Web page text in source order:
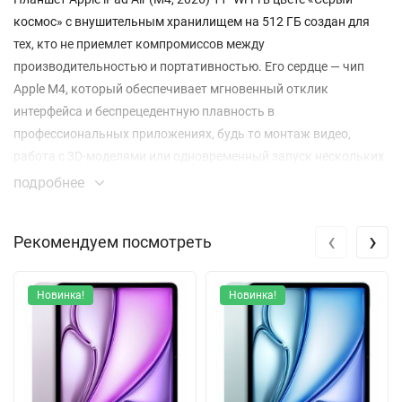
космос» с внушительным хранилищем на 512 ГБ создан для
тех, кто не приемлет компромиссов между
производительностью и портативностью. Его сердце — чип
Apple M4, который обеспечивает мгновенный отклик
интерфейса и беспрецедентную плавность в
профессиональных приложениях, будь то монтаж видео,
работа с 3D-моделями или одновременный запуск нескольких
ресурсоемких программ.
дисплее с разрешением 2360x1640 пикселей. Технология True
окружающее освещение, снижая нагрузку на глаза, а высокая
плотность пикселей в 264 ppi гарантирует кристально четкое
изображение текста и графики. Прочное олеофобное
покрытие экрана эффективно сопротивляется отпечаткам
пальцев.
подробнее
Рекомендуем посмотреть
Новинка! Новинка!
‹ ›